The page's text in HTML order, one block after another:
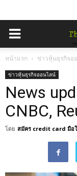
หน้าแรก ข่าวหุ้นธุรกิจอ
ข่าวหุ้นธุรกิจออนไลน์
News
CNBC,
โดย สมัคร credit card มือ